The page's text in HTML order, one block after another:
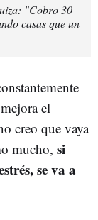
"Cobro 30
casas que un
el
creo que vaya
mucho, si
se va a